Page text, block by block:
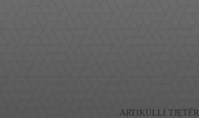
ARTIKULLI TJETËR